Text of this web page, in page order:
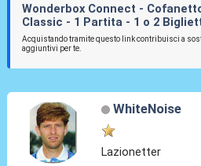
Wonderbox Connect -
Classic - 1 Partita - 1 o 2
Acquistando tramite questo link contribuisci a
aggiuntivi per te.
WhiteNoise
Lazionetter